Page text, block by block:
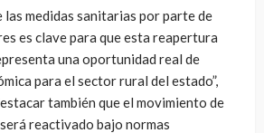
las medidas sanitarias por parte de
es clave para que esta reapertura
una oportunidad real de
para el sector rural del estado”,
también que el movimiento de
reactivado bajo normas